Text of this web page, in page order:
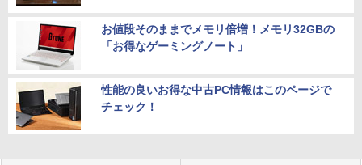
お値段そのままでメモリ倍増！メモリ32GBの
「お得なゲーミングノート」
性能の良いお得な中古PC情報はこのページで
チェック！